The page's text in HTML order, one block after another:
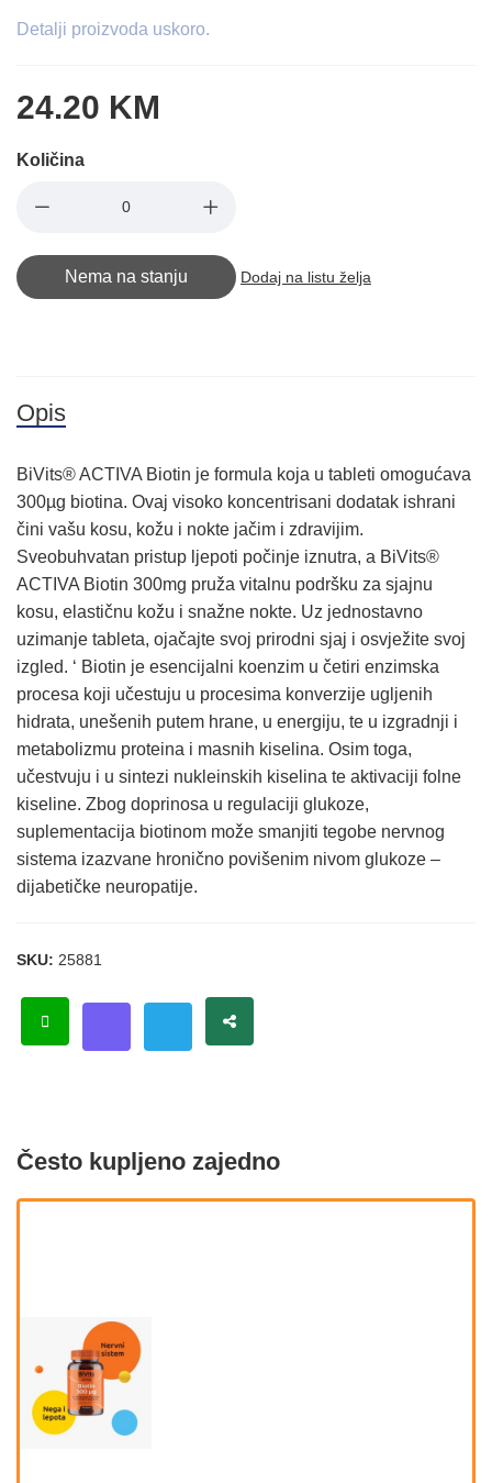
Detalji proizvoda uskoro.
24.20 KM
Količina
Nema na stanju Dodaj na listu želja
Opis
BiVits® ACTIVA Biotin je formula koja u tableti omogućava
300µg biotina. Ovaj visoko koncentrisani dodatak ishrani
čini vašu kosu, kožu i nokte jačim i zdravijim.
Sveobuhvatan pristup ljepoti počinje iznutra, a BiVits®
ACTIVA Biotin 300mg pruža vitalnu podršku za sjajnu
kosu, elastičnu kožu i snažne nokte. Uz jednostavno
uzimanje tableta, ojačajte svoj prirodni sjaj i osvježite svoj
izgled. ‘ Biotin je esencijalni koenzim u četiri enzimska
procesa koji učestuju u procesima konverzije ugljenih
hidrata, unešenih putem hrane, u energiju, te u izgradnji i
metabolizmu proteina i masnih kiselina. Osim toga,
učestvuju i u sintezi nukleinskih kiselina te aktivaciji folne
kiseline. Zbog doprinosa u regulaciji glukoze,
suplementacija biotinom može smanjiti tegobe nervnog
sistema izazvane hronično povišenim nivom glukoze –
dijabetičke neuropatije.
SKU: 25881
Često kupljeno zajedno